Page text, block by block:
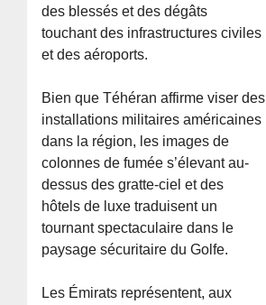
des blessés et des dégâts
touchant des infrastructures civiles
et des aéroports.
Bien que Téhéran affirme viser des
installations militaires américaines
dans la région, les images de
colonnes de fumée s’élevant au-
dessus des gratte-ciel et des
hôtels de luxe traduisent un
tournant spectaculaire dans le
paysage sécuritaire du Golfe.
Les Émirats représentent, aux